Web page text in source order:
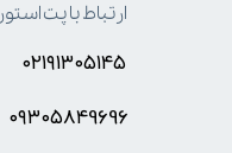
ارتباط با پت استور
۰۲۱۹۱۳۰۵۱۴۵
۰۹۳۰۵8۴9696